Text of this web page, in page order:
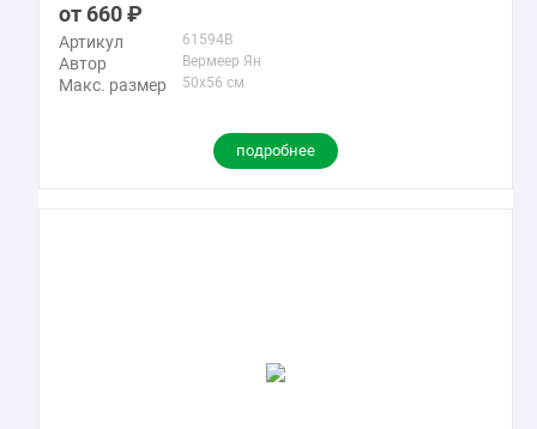
660
Артикул 61594B
Автор Вермеер Ян
Макс. размер 50x56 см
подробнее